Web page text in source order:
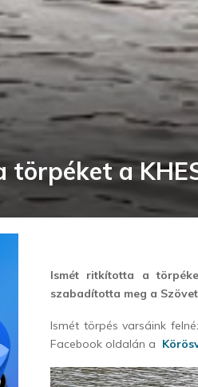
a
Ismét ritkította a
szabadította meg a
Ismét törpés varsáink
Facebook oldalán a